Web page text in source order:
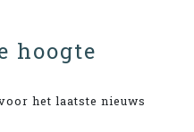
hoogte
het laatste nieuws